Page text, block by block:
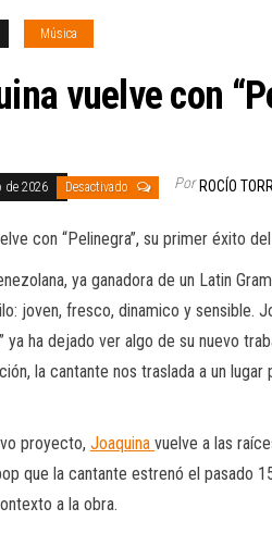
Música
vuelve con
de 2026 Desactivado Por ROCÍO
con “Pelinegra”, su primer éxito
ya ganadora de un Latin
joven, fresco, dinamico y sensible.
ya ha dejado ver algo de su nuevo
la cantante nos traslada a un
proyecto, Joaquina vuelve a las
que la cantante estrenó el pasado
a la obra.